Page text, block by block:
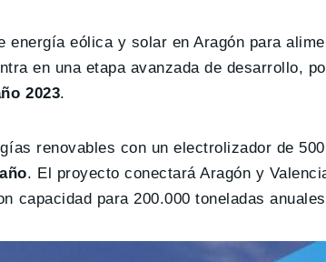
eólica y solar en Aragón para
en una etapa avanzada de desarrollo,
2023.
renovables con un electrolizador de
. El proyecto conectará Aragón y
capacidad para 200.000 toneladas